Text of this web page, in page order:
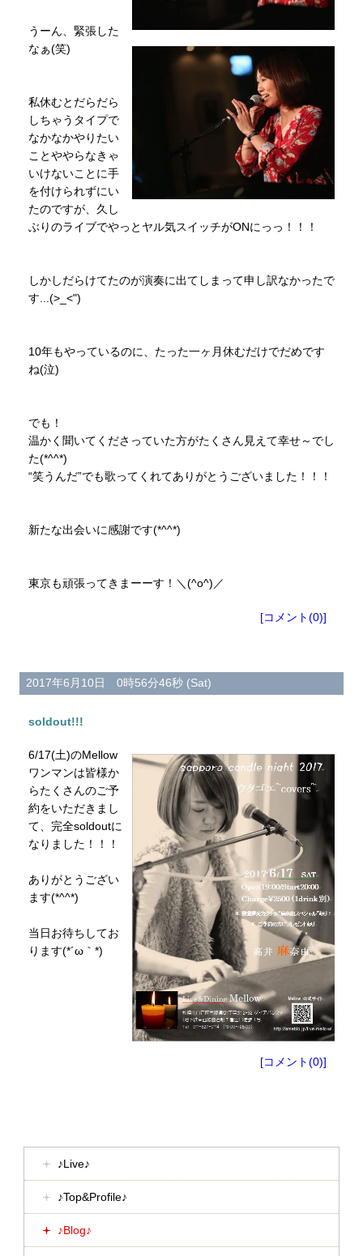
うーん、緊張した
なぁ(笑)
私休むとだらだら
しちゃうタイプで
なかなかやりたい
ことややらなきゃ
いけないことに手
を付けられずにい
たのですが、久し
ぶりのライブでやっとヤル気スイッチがONにっっ！！！
しかしだらけてたのが演奏に出てしまって申し訳なかったで
す...(>_<")
10年もやっているのに、たった一ヶ月休むだけでだめです
ね(泣)
でも！
温かく聞いてくださっていた方がたくさん見えて幸せ～でし
た(*^^*)
“笑うんだ”でも歌ってくれてありがとうございました！！！
新たな出会いに感謝です(*^^*)
東京も頑張ってきまーーす！＼(^o^)／
[コメント(0)]
2017年6月10日 0時56分46秒 (Sat)
soldout!!!
6/17(土)のMellow
ワンマンは皆様か
らたくさんのご予
約をいただきまし
て、完全soldoutに
なりました！！！
ありがとうござい
ます(*^^*)
当日お待ちしてお
ります(*´ω｀*)
[コメント(0)]
♪Live♪
♪Top&Profile♪
♪Blog♪